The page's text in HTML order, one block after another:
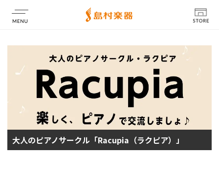
店舗情報
大人のピアノサークル「Racupia（ラクピア）」